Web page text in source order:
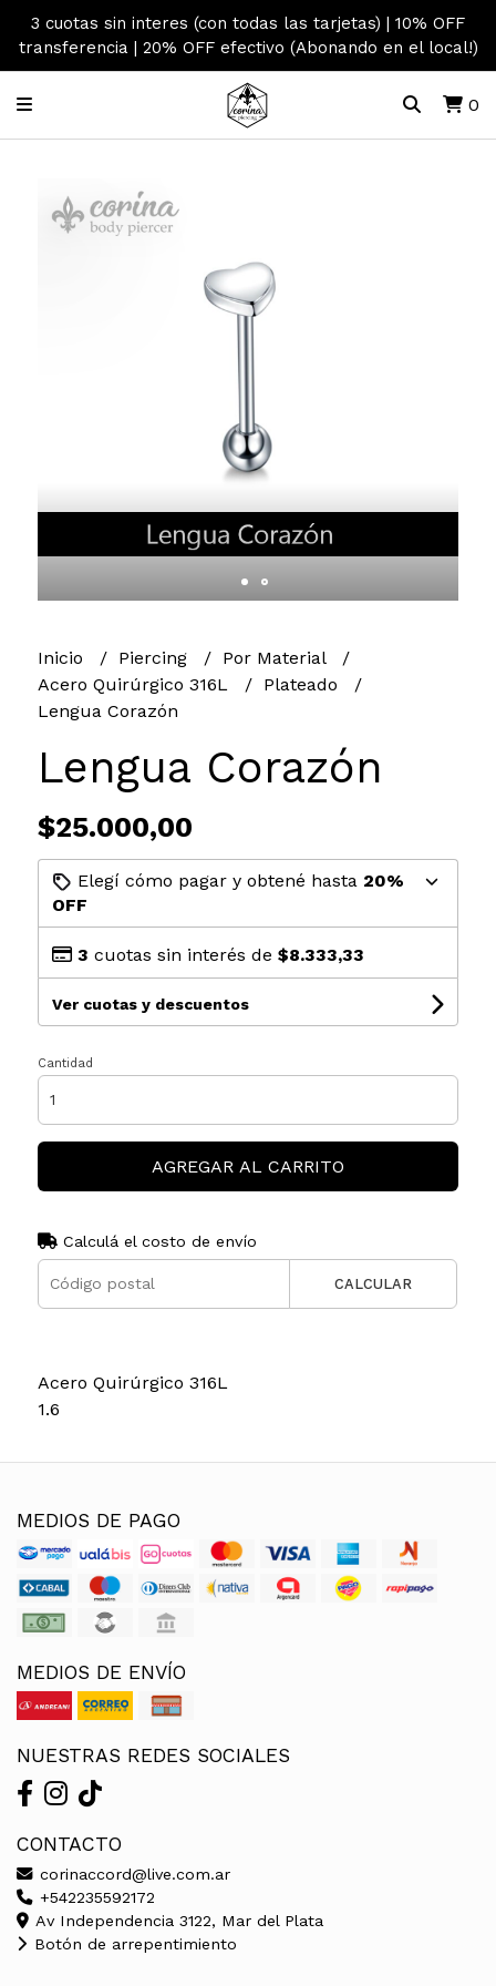
3 cuotas sin interes (con todas las tarjetas) | 10% OFF
transferencia | 20% OFF efectivo (Abonando en el local!)
0
Inicio Piercing
Por Material
Acero Quirúrgico 316L
Plateado
Lengua Corazón
Lengua Corazón
$25.000,00
Elegí cómo pagar y obtené hasta 20%
OFF
3 cuotas sin interés de $8.333,33
Ver cuotas y descuentos
Cantidad
AGREGAR AL CARRITO
Calculá el costo de envío
CALCULAR
Acero Quirúrgico 316L
1.6
MEDIOS DE PAGO
MEDIOS DE ENVÍO
NUESTRAS REDES SOCIALES
CONTACTO
corinaccord@live.com.ar
+542235592172
Av Independencia 3122, Mar del Plata
Botón de arrepentimiento